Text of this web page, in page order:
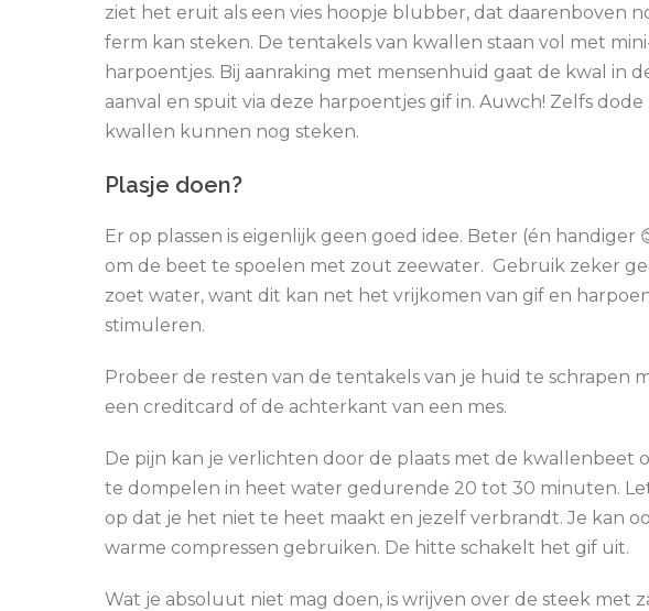
ziet het eruit als een vies hoopje blubber, dat daarenboven
ferm kan steken. De tentakels van kwallen staan vol met
harpoentjes. Bij aanraking met mensenhuid gaat de kwal in
aanval en spuit via deze harpoentjes gif in. Auwch! Zelfs dode
kwallen kunnen nog steken.
Plasje doen?
Er op plassen is eigenlijk geen goed idee. Beter (én handiger
om de beet te spoelen met zout zeewater. Gebruik zeker
zoet water, want dit kan net het vrijkomen van gif en
stimuleren.
Probeer de resten van de tentakels van je huid te schrapen
een creditcard of de achterkant van een mes.
De pijn kan je verlichten door de plaats met de kwallenbeet
te dompelen in heet water gedurende 20 tot 30 minuten.
op dat je het niet te heet maakt en jezelf verbrandt. Je kan
warme compressen gebruiken. De hitte schakelt het gif uit.
Wat je absoluut niet mag doen, is wrijven over de steek met